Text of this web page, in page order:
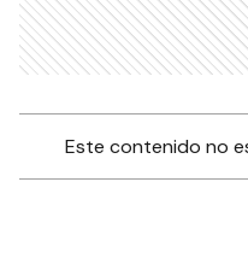
Este contenido no